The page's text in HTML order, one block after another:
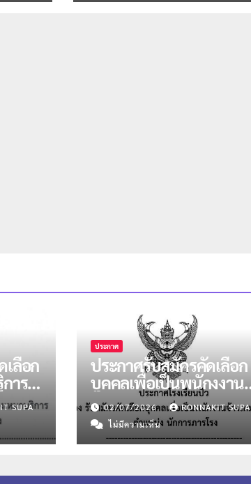
ลือก
าร
ง
SUPA
ประกาศ
ประกาศรับสมัครคัดเลือก
บุคคลเพื่อเป็นพนักงงาน
จ้างเหมาบริการ ตำแหน่ง
นักการภารโรง
02/07/2026
RONNAKIT SUPA
ไม่มีความเห็น